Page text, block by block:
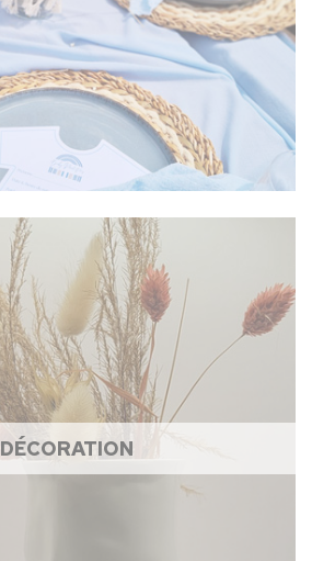
DÉCORATION